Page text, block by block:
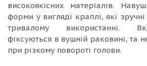
високоякісних матеріалів.
форми у вигляді краплі, які
тривалому використанні.
фіксуються в вушній раковині, та
при різкому повороті голови.